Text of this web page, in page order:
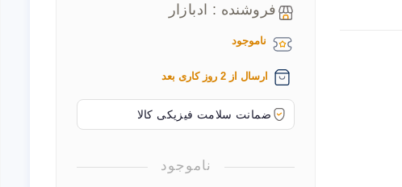
فروشنده : ادبازار
ناموجود
ارسال از 2 روز کاری بعد
ضمانت سلامت فیزیکی کالا
ناموجود